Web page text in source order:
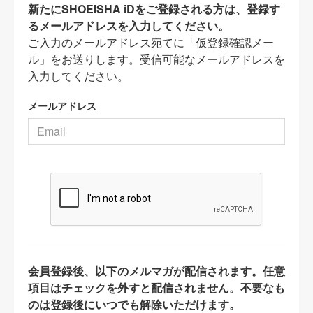
新たにSHOEISHA iDをご登録される方は、登録す
るメールアドレスを入力してください。
ご入力のメールアドレス宛てに「仮登録確認メー
ル」をお送りします。受信可能なメールアドレスを
入力してください。
メールアドレス
会員登録後、以下のメルマガが配信されます。任意
項目はチェックを外すと配信されません。不要なも
のは登録後にいつでも解除いただけます。